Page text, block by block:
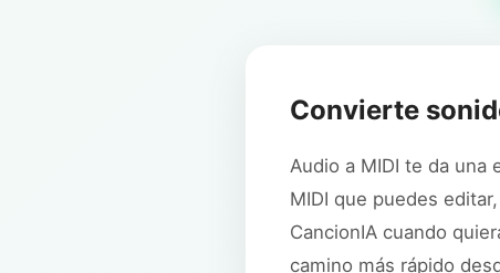
Convierte
Audio a MIDI te da una
MIDI que puedes
CancionIA cuando
camino más rápido